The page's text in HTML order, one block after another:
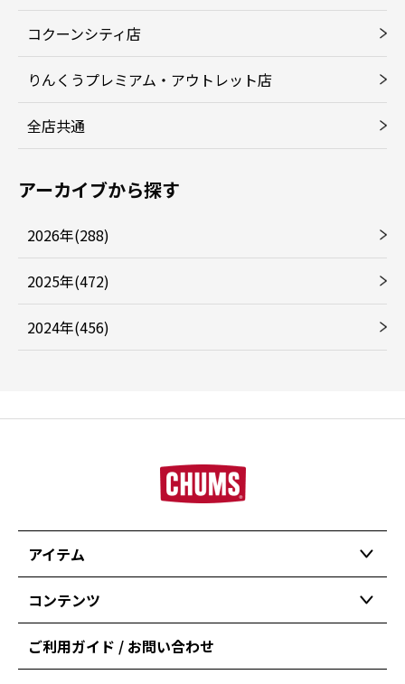
コクーンシティ店
りんくうプレミアム・アウトレット店
全店共通
アーカイブから探す
2026年(288)
2025年(472)
2024年(456)
アイテム
コンテンツ
ご利用ガイド / お問い合わせ